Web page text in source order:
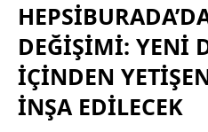
DEĞIŞIMI: YENI
İÇINDEN
İNŞA EDILECEK